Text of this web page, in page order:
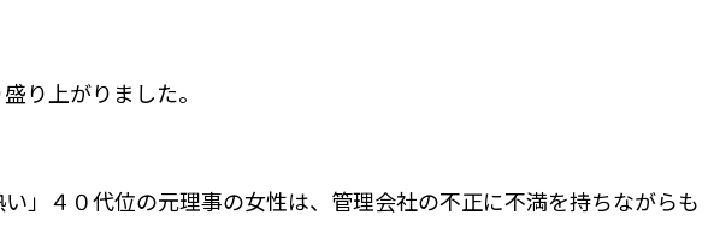
り上がりました。
」４０代位の元理事の女性は、管理会社の不正に不満を持ちながらも